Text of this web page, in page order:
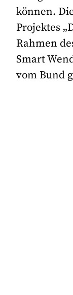
können.
Projektes
Rahmen
Smart
vom Bund